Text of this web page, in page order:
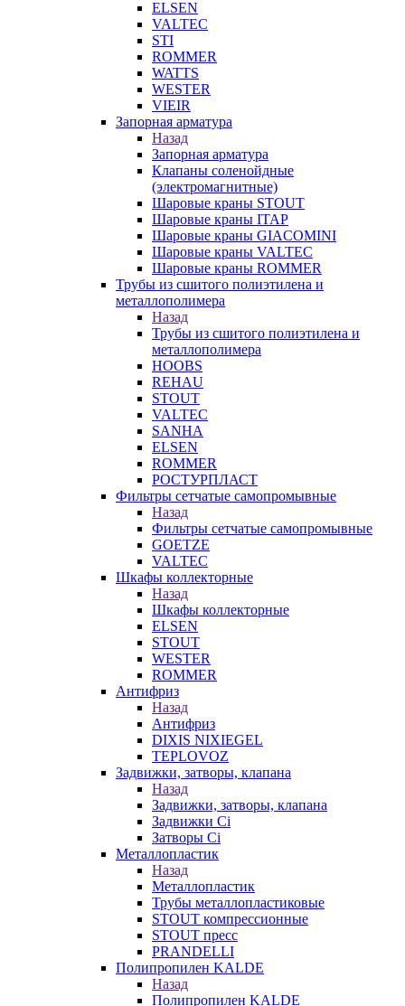
ELSEN
VALTEC
STI
ROMMER
WATTS
WESTER
VIEIR
Запорная арматура
Назад
Запорная арматура
Клапаны соленойдные
(электромагнитные)
Шаровые краны STOUT
Шаровые краны ITAP
Шаровые краны GIACOMINI
Шаровые краны VALTEC
Шаровые краны ROMMER
Трубы из сшитого полиэтилена и
металлополимера
Назад
Трубы из сшитого полиэтилена и
металлополимера
HOOBS
REHAU
STOUT
VALTEC
SANHA
ELSEN
ROMMER
РОСТУРПЛАСТ
Фильтры сетчатые самопромывные
Назад
Фильтры сетчатые самопромывные
GOETZE
VALTEC
Шкафы коллекторные
Назад
Шкафы коллекторные
ELSEN
STOUT
WESTER
ROMMER
Антифриз
Назад
Антифриз
DIXIS NIXIEGEL
TEPLOVOZ
Задвижки, затворы, клапана
Назад
Задвижки, затворы, клапана
Задвижки Ci
Затворы Ci
Металлопластик
Назад
Металлопластик
Трубы металлопластиковые
STOUT компрессионные
STOUT пресс
PRANDELLI
Полипропилен KALDE
Назад
Полипропилен KALDE